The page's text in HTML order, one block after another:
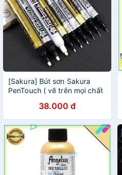
[Sakura] Bút sơn Sakura
PenTouch ( vẽ trên mọi chất
38.000 đ